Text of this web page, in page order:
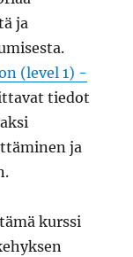
ja
(level 1) -
tiedot
ja
kurssi